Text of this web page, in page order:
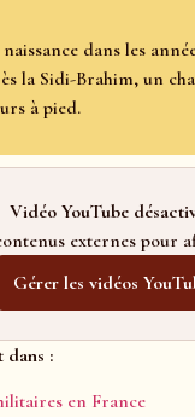
dans les
la Sidi-Brahim, un
à pied.
Vidéo YouTube
externes pour
Gérer les vidéos
dans :
en France